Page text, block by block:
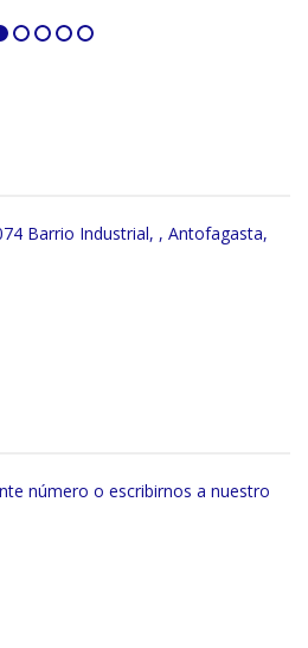
Barrio Industrial, , Antofagasta,
número o escribirnos a nuestro